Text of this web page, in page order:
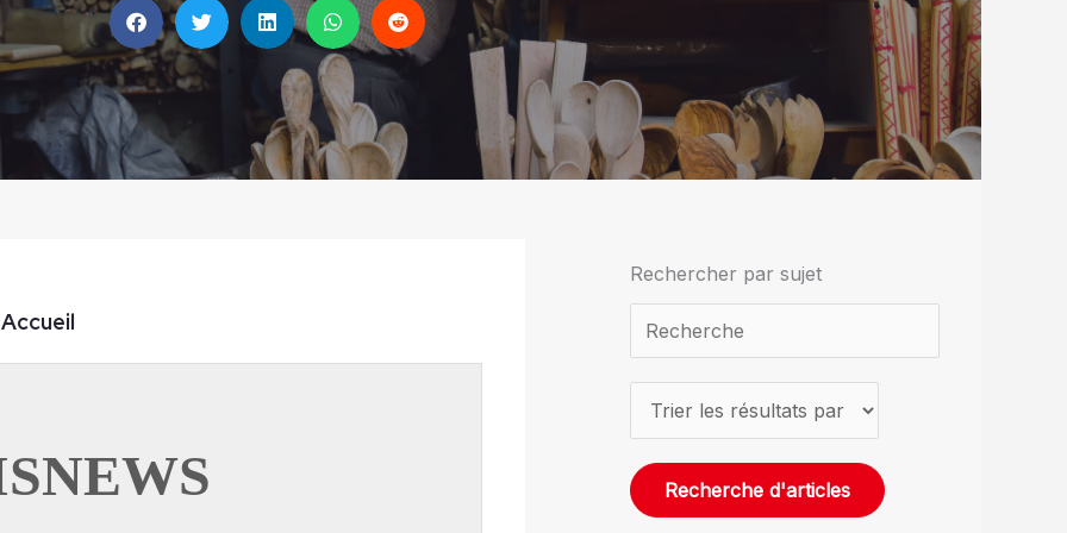
Accueil
Rechercher par sujet